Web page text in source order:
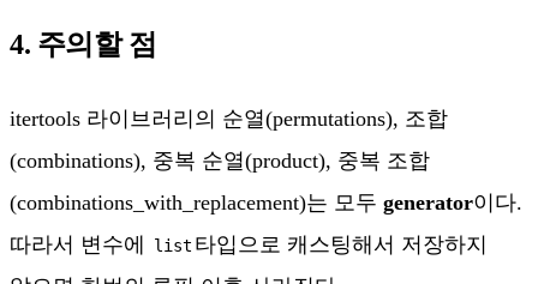
4. 주의할 점
itertools 라이브러리의 순열(permutations), 조합
(combinations), 중복 순열(product), 중복 조합
(combinations_with_replacement)는 모두 generator이다.
따라서 변수에
list 타입으로 캐스팅해서 저장하지